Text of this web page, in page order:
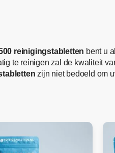
reinigingstabletten bent u
te reinigen zal de kwaliteit
zijn niet bedoeld om